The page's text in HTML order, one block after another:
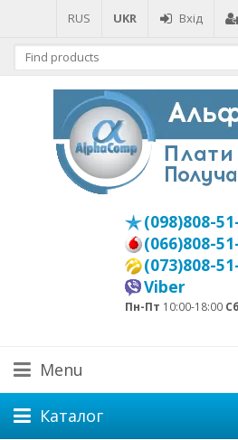
RUS UKR Вхід
(098)808-
(066)808-
(073)808-
Viber
Пн-Пт 10:00-18:00 Сб
Menu
Каталог